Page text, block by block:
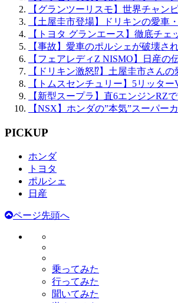
【グランツーリスモ】世界チャン
【土屋圭市登場】ドリキンの愛車
【トヨタ グランエース】徹底チ
【事故】愛車のポルシェが破壊さ
【フェアレディZ NISMO】日産
【ドリキン激怒⁉】土屋圭市さん
【トムスセンチュリー】5リッタ
【新型スープラ】直6エンジンRZ
【NSX】ホンダの”本気”スーパー
PICKUP
ホンダ
トヨタ
ポルシェ
日産
ページ先頭へ
乗ってみた
行ってみた
聞いてみた